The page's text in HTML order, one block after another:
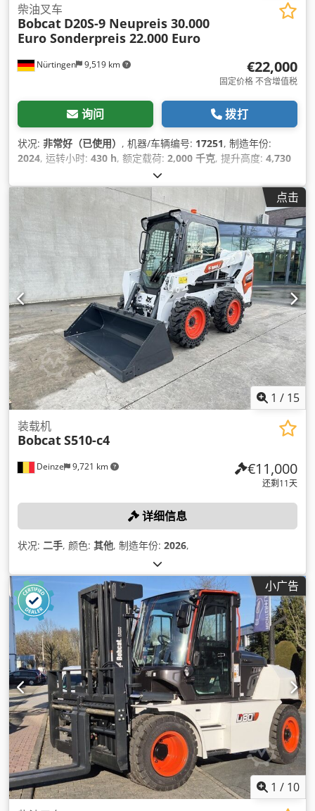
Nürtingen 9,519 km
柴油叉车
Bobcat D20S-9 Neupreis 30.000
Euro Sonderpreis 22.000 Euro
€22,000
固定价格 不含增值税
询问 拨打
状况: 非常好（已使用） , 机器/车辆编号: 17251, 制造年份:
2024, 运转小时: 430 h, 额定载荷: 2,000 千克, 提升高度: 4,730
, 载荷中心:
油, 桅杆类型:三重式 (triplex), 建筑高度:2,190 毫米, 叉长:
, 前轮轮胎规格: 7.00-15 5.50
6.50-
4,053 千克
点击
1 / 15
Deinze 9,721 km
装载机
BobcatS510-c4
€11,000
还剩11天
详细信息
状况: 二手, 颜色: 其他, 制造年份: 2026,
小广告
1 / 10